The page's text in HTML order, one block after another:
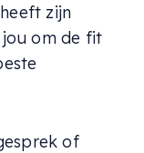
zijn
jou om de fit
of